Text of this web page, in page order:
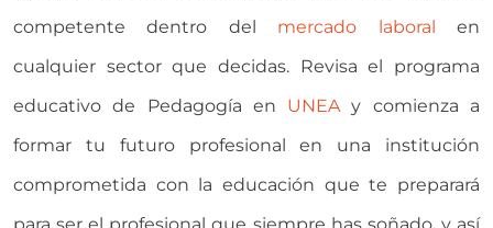
competente dentro del mercado laboral en
cualquier sector que decidas. Revisa el programa
educativo de Pedagogía en UNEAy comienza a
formar tu futuro profesional en una institución
comprometida con la educación que te preparará